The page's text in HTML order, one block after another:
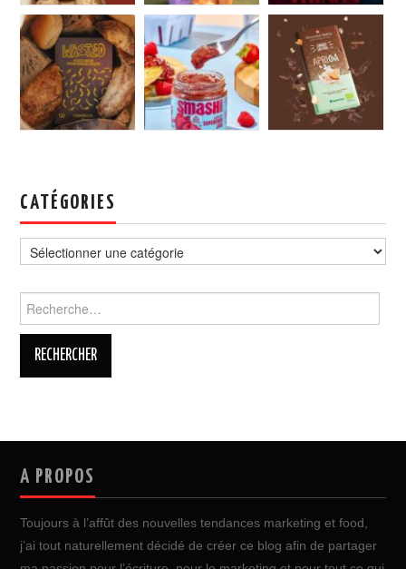
CATÉGORIES
A PROPOS
Toujours à l’affût des nouvelles tendances marketing et food,
j’ai tout naturellement décidé de créer ce blog afin de partager